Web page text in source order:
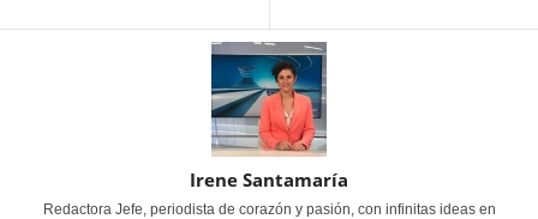
Irene Santamaría
Redactora Jefe, periodista de corazón y pasión, con infinitas ideas en